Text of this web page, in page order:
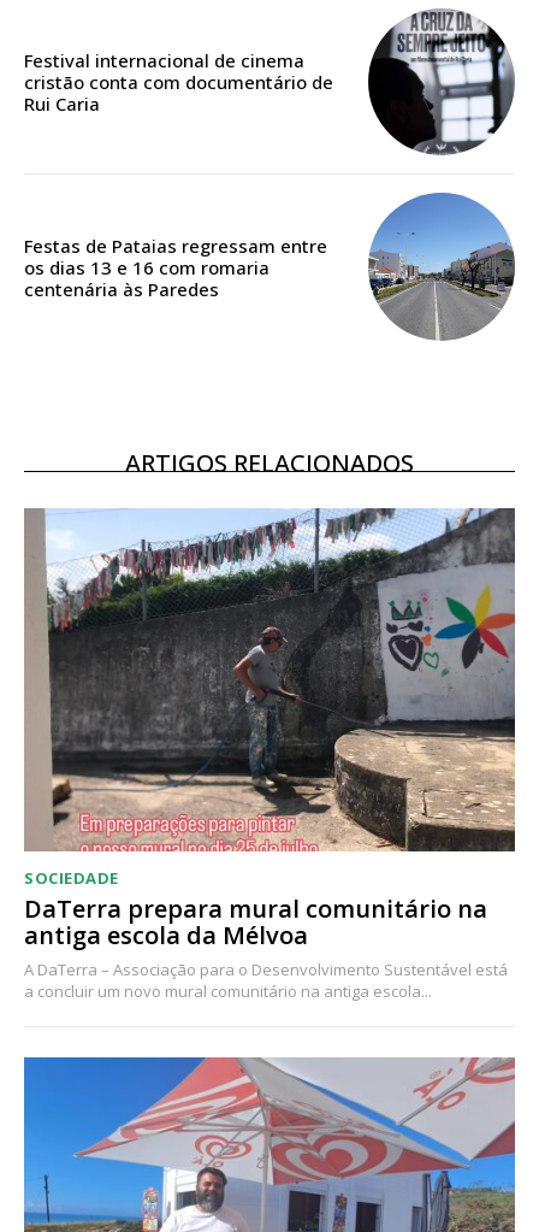
Edição em papel entregue à Quinta-feira em sua
Acesso ao conteúdo online
Acesso aos conteúdos Exclusivos para
16€
12 meses
Acesso ao conteúdo online
Acesso aos conteúdos Exclusivos para
assinantes
Ofertas para assinatura anual
Escolha o plano
Festival internacional de cinema
cristão conta com documentário de
Rui Caria
Festas de Pataias regressam entre
os dias 13 e 16 com romaria
centenária às Paredes
ARTIGOS RELACIONADOS
SOCIEDADE
DaTerra prepara mural comunitário na
antiga escola da Mélvoa
A DaTerra – Associação para o Desenvolvimento Sustentável está
a concluir um novo mural comunitário na antiga escola...